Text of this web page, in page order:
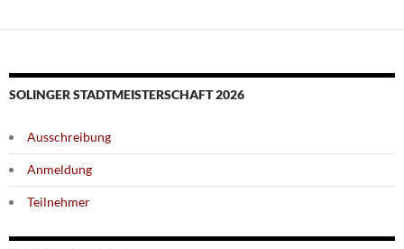
SOLINGER STADTMEISTERSCHAFT 2026
Ausschreibung
Anmeldung
Teilnehmer